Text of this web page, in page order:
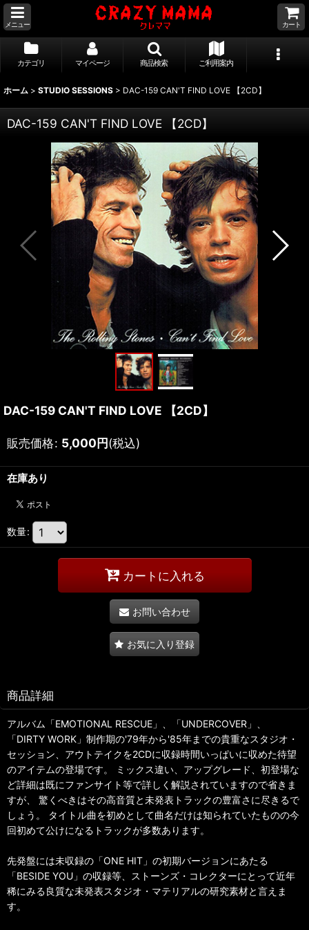
メニュー カート
カテゴリ マイページ 商品検索 ご利用案内
ホーム > STUDIO SESSIONS > DAC-159 CAN'T FIND LOVE 【2CD】
DAC-159 CAN'T FIND LOVE 【2CD】
DAC-159 CAN'T FIND LOVE 【2CD】
販売価格: 5,000円(税込)
在庫あり
数量:
カートに入れる
お問い合わせ
お気に入り登録
商品詳細
アルバム「EMOTIONAL RESCUE」、「UNDERCOVER」、
「DIRTY WORK」制作期の'79年から'85年までの貴重なスタジオ・
セッション、アウトテイクを2CDに収録時間いっぱいに収めた待望
のアイテムの登場です。 ミックス違い、アップグレード、初登場な
ど詳細は既にファンサイト等で詳しく解説されていますので省きま
すが、 驚くべきはその高音質と未発表トラックの豊富さに尽きるで
しょう。 タイトル曲を初めとして曲名だけは知られていたものの今
回初めて公けになるトラックが多数あります。
先発盤には未収録の「ONE HIT」の初期バージョンにあたる
「BESIDE YOU」の収録等、ストーンズ・コレクターにとって近年
稀にみる良質な未発表スタジオ・マテリアルの研究素材と言えま
す。